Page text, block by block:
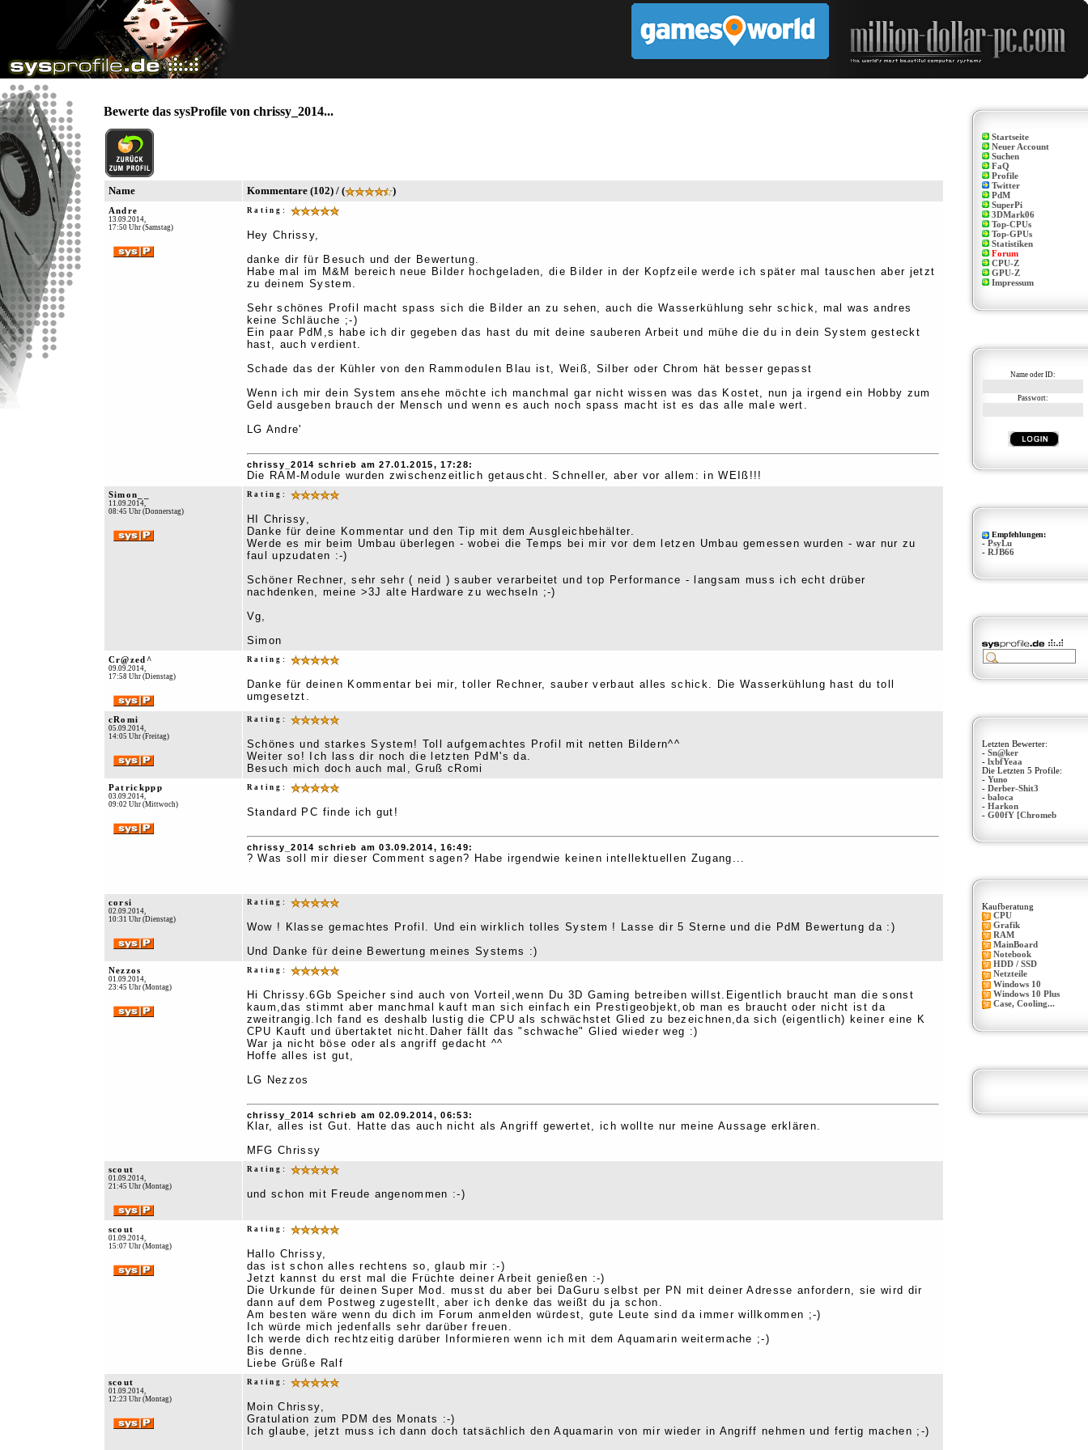
Bewerte das sysProfile von chrissy_2014...
Name Kommentare (102) / ( )
Andre
13.09.2014,
17:50 Uhr (Samstag)
Rating:
Hey Chrissy,
danke dir für Besuch und der Bewertung.
Habe mal im M&M bereich neue Bilder hochgeladen, die Bilder in der Kopfzeile werde ich später mal tauschen aber jetzt
zu deinem System.
Sehr schönes Profil macht spass sich die Bilder an zu sehen, auch die Wasserkühlung sehr schick, mal was andres
keine Schläuche ;-)
Ein paar PdM,s habe ich dir gegeben das hast du mit deine sauberen Arbeit und mühe die du in dein System gesteckt
hast, auch verdient.
Schade das der Kühler von den Rammodulen Blau ist, Weiß, Silber oder Chrom hät besser gepasst
Wenn ich mir dein System ansehe möchte ich manchmal gar nicht wissen was das Kostet, nun ja irgend ein Hobby zum
Geld ausgeben brauch der Mensch und wenn es auch noch spass macht ist es das alle male wert.
LG Andre'
chrissy_2014 schrieb am 27.01.2015, 17:28:
Die RAM-Module wurden zwischenzeitlich getauscht. Schneller, aber vor allem: in WEIß!!!
Simon__
11.09.2014,
08:45 Uhr (Donnerstag)
Rating:
HI Chrissy,
Danke für deine Kommentar und den Tip mit dem Ausgleichbehälter.
Werde es mir beim Umbau überlegen - wobei die Temps bei mir vor dem letzen Umbau gemessen wurden - war nur zu
faul upzudaten :-)
Schöner Rechner, sehr sehr ( neid ) sauber verarbeitet und top Performance - langsam muss ich echt drüber
nachdenken, meine >3J alte Hardware zu wechseln ;-)
Vg,
Simon
Cr@zed^
09.09.2014,
17:58 Uhr (Dienstag)
Rating:
Danke für deinen Kommentar bei mir, toller Rechner, sauber verbaut alles schick. Die Wasserkühlung hast du toll
umgesetzt.
cRomi
05.09.2014,
14:05 Uhr (Freitag)
Rating:
Schönes und starkes System! Toll aufgemachtes Profil mit netten Bildern^^
Weiter so! Ich lass dir noch die letzten PdM's da.
Besuch mich doch auch mal, Gruß cRomi
Patrickppp
03.09.2014,
09:02 Uhr (Mittwoch)
Rating:
Standard PC finde ich gut!
chrissy_2014 schrieb am 03.09.2014, 16:49:
? Was soll mir dieser Comment sagen? Habe irgendwie keinen intellektuellen Zugang...
corsi
02.09.2014,
10:31 Uhr (Dienstag)
Rating:
Wow ! Klasse gemachtes Profil. Und ein wirklich tolles System ! Lasse dir 5 Sterne und die PdM Bewertung da :)
Und Danke für deine Bewertung meines Systems :)
Nezzos
01.09.2014,
23:45 Uhr (Montag)
Rating:
Hi Chrissy.6Gb Speicher sind auch von Vorteil,wenn Du 3D Gaming betreiben willst.Eigentlich braucht man die sonst
kaum,das stimmt aber manchmal kauft man sich einfach ein Prestigeobjekt,ob man es braucht oder nicht ist da
zweitrangig.Ich fand es deshalb lustig die CPU als schwächstet Glied zu bezeichnen,da sich (eigentlich) keiner eine K
CPU Kauft und übertaktet nicht.Daher fällt das "schwache" Glied wieder weg :)
War ja nicht böse oder als angriff gedacht ^^
Hoffe alles ist gut,
LG Nezzos
chrissy_2014 schrieb am 02.09.2014, 06:53:
Klar, alles ist Gut. Hatte das auch nicht als Angriff gewertet, ich wollte nur meine Aussage erklären.
MFG Chrissy
scout
01.09.2014,
21:45 Uhr (Montag)
Rating:
und schon mit Freude angenommen :-)
scout
01.09.2014,
15:07 Uhr (Montag)
Rating:
Hallo Chrissy,
das ist schon alles rechtens so, glaub mir :-)
Jetzt kannst du erst mal die Früchte deiner Arbeit genießen :-)
Die Urkunde für deinen Super Mod. musst du aber bei DaGuru selbst per PN mit deiner Adresse anfordern, sie wird dir
dann auf dem Postweg zugestellt, aber ich denke das weißt du ja schon.
Am besten wäre wenn du dich im Forum anmelden würdest, gute Leute sind da immer willkommen ;-)
Ich würde mich jedenfalls sehr darüber freuen.
Ich werde dich rechtzeitig darüber Informieren wenn ich mit dem Aquamarin weitermache ;-)
Bis denne.
Liebe Grüße Ralf
scout
01.09.2014,
12:23 Uhr (Montag)
Rating:
Moin Chrissy,
Gratulation zum PDM des Monats :-)
Ich glaube, jetzt muss ich dann doch tatsächlich den Aquamarin von mir wieder in Angriff nehmen und fertig machen ;-)
Startseite
Neuer Account
Suchen
FaQ
Profile
Twitter
PdM
SuperPi
3DMark06
Top-CPUs
Top-GPUs
Statistiken
Forum
CPU-Z
GPU-Z
Impressum
Name oder ID:
Passwort:
Empfehlungen:
- PsyLu
- RJB66
Letzten Bewerter:
- Sn@ker
- lxbfYeaa
Die Letzten 5 Profile:
- Yuno
- Derber-Shit3
- baloca
- Harkon
- G00fY [Chromeb
Kaufberatung
CPU
Grafik
RAM
MainBoard
Notebook
HDD / SSD
Netzteile
Windows 10
Windows 10 Plus
Case, Cooling...